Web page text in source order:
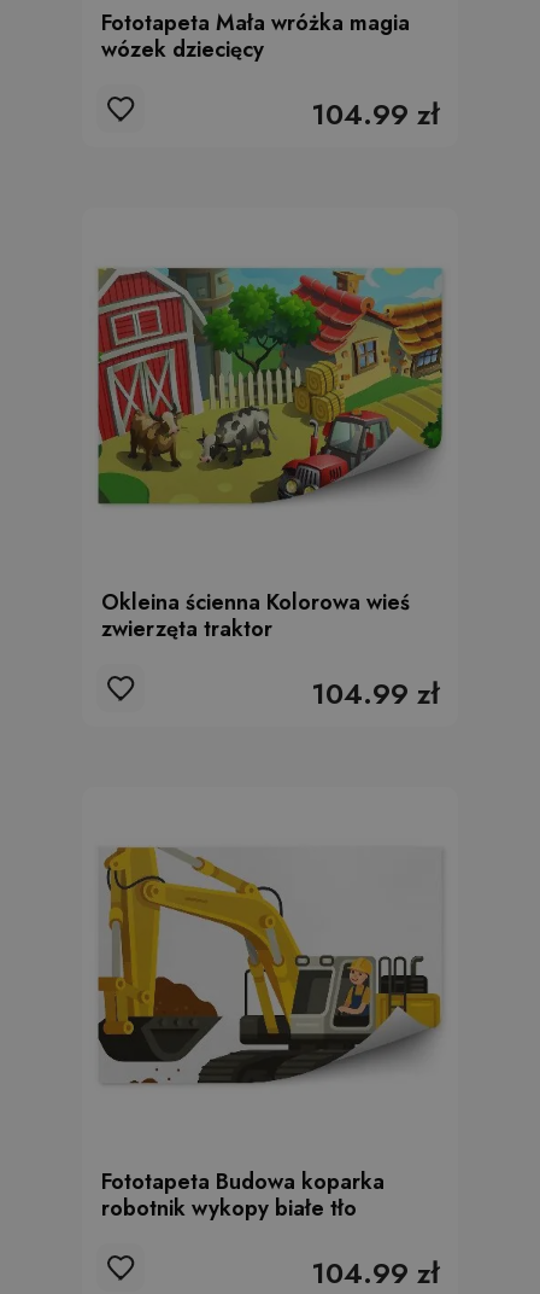
Fototapeta Mała wróżka magia
wózek dziecięcy
104.99 zł
Okleina ścienna Kolorowa wieś
zwierzęta traktor
104.99 zł
Fototapeta Budowa koparka
robotnik wykopy białe tło
104.99 zł